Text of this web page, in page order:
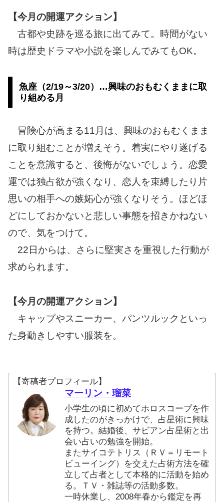
【今月の開運アクション】
古都や史跡を巡る旅に出てみて。時間がない
時は歴史ドラマや小説を楽しんでみてもOK。
魚座（2/19～3/20）…興味のおもむくままに取
り組める月
冒険心が高まる11月は、興味のおもむくまま
に取り組むことが増えそう。着実にやり遂げる
ことを意識すると、後悔がないでしょう。恋愛
運では独占欲が強くなり、恋人を束縛したり片
思いの相手への嫉妬心が強くなりそう。ほどほ
どにしておかないと悲しい事態を招きかねない
ので、気をつけて。
22日からは、さらに堅実さを重視した行動が
求められます。
【今月の開運アクション】
キャップやスニーカー、パンツルックといっ
た身動きしやすい服装を。
【寄稿者プロフィール】
マーリン・瑠菜
小学生の頃に初めてホロスコープを作
成したのがきっかけで、占星術に興味
を持つ。結婚後、サビアン占星術と出
会い占いの勉強を開始。
またサイコテトリス（ＲＶ＝リモート
ビューイング）を交えた占術方法を確
立して占者として本格的に活動を始め
る。ＴＶ・雑誌等の活動多数。
一時休業し、2008年春から鑑定を再